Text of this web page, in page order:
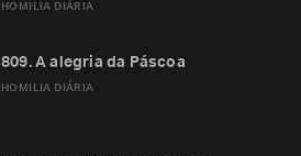
HOMILIA DIÁRIA
HOMILIA DIÁRIA
809. A alegria da Páscoa